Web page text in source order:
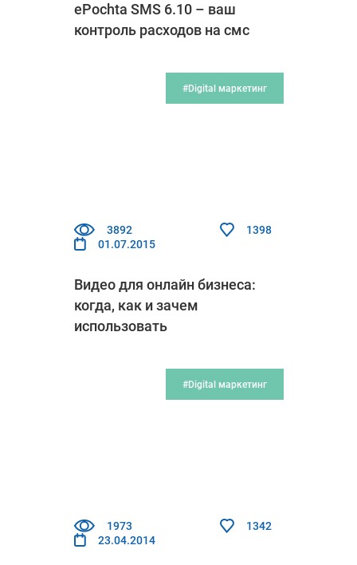
ePochta SMS 6.10 – ваш
контроль расходов на смс
#Digital маркетинг
3892
1398
01.07.2015
Видео для онлайн бизнеса:
когда, как и зачем
использовать
#Digital маркетинг
1973
1342
23.04.2014